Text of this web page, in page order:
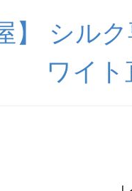
】 シル
ワイト